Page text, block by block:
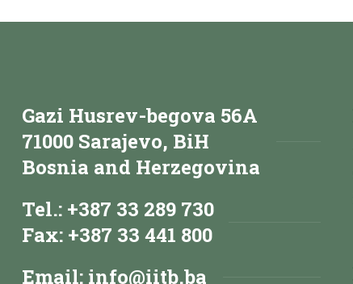
Gazi Husrev-begova 56A
71000 Sarajevo, BiH
Bosnia and Herzegovina
Tel.: +387 33 289 730
Fax: +387 33 441 800
Email: info@iitb.ba